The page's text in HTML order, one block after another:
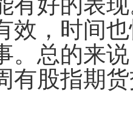
效，时间
。总的来
有股指期